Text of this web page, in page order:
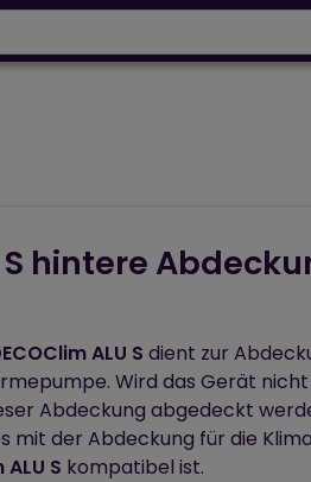
S hintere
ALU S dient zur
Wird das Gerät
Abdeckung abgedeckt
mit der Abdeckung für die
S kompatibel ist.